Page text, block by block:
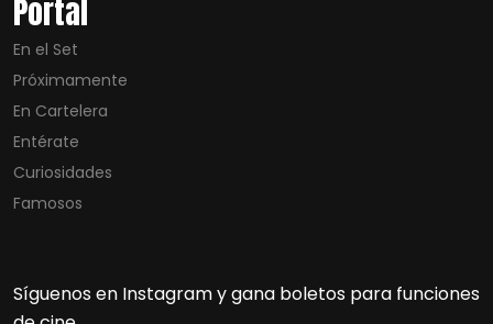
Portal
En el Set
Próximamente
En Cartelera
Entérate
Curiosidades
Famosos
Síguenos en Instagram y gana boletos para funciones